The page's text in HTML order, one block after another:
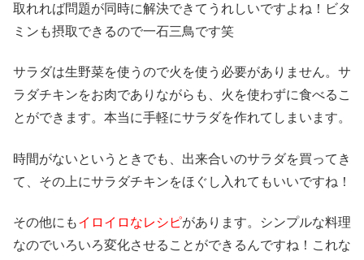
取れれば問題が同時に解決できてうれしいですよね！ビタ
ミンも摂取できるので一石三鳥です笑
サラダは生野菜を使うので火を使う必要がありません。サ
ラダチキンをお肉でありながらも、火を使わずに食べるこ
とができます。本当に手軽にサラダを作れてしまいます。
時間がないというときでも、出来合いのサラダを買ってき
て、その上にサラダチキンをほぐし入れてもいいですね！
その他にもイロイロなレシピがあります。シンプルな料理
なのでいろいろ変化させることができるんですね！これな